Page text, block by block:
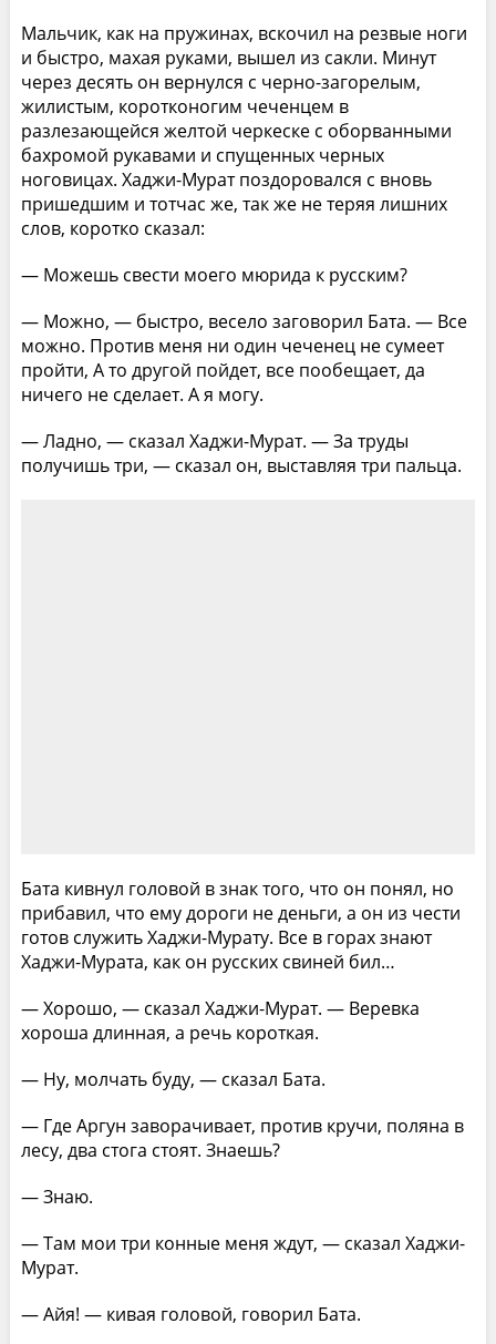
Мальчик, как на пружинах, вскочил на резвые ноги
и быстро, махая руками, вышел из сакли. Минут
через десять он вернулся с черно-загорелым,
жилистым, коротконогим чеченцем в
разлезающейся желтой черкеске с оборванными
бахромой рукавами и спущенных черных
ноговицах. Хаджи-Мурат поздоровался с вновь
пришедшим и тотчас же, так же не теряя лишних
слов, коротко сказал:
— Можешь свести моего мюрида к русским?
— Можно, — быстро, весело заговорил Бата. — Все
можно. Против меня ни один чеченец не сумеет
пройти, А то другой пойдет, все пообещает, да
ничего не сделает. А я могу.
— Ладно, — сказал Хаджи-Мурат. — За труды
получишь три, — сказал он, выставляя три пальца.
Бата кивнул головой в знак того, что он понял, но
прибавил, что ему дороги не деньги, а он из чести
готов служить Хаджи-Мурату. Все в горах знают
Хаджи-Мурата, как он русских свиней бил…
— Хорошо, — сказал Хаджи-Мурат. — Веревка
хороша длинная, а речь короткая.
— Ну, молчать буду, — сказал Бата.
— Где Аргун заворачивает, против кручи, поляна в
лесу, два стога стоят. Знаешь?
— Знаю.
— Там мои три конные меня ждут, — сказал Хаджи-
Мурат.
— Айя! — кивая головой, говорил Бата.